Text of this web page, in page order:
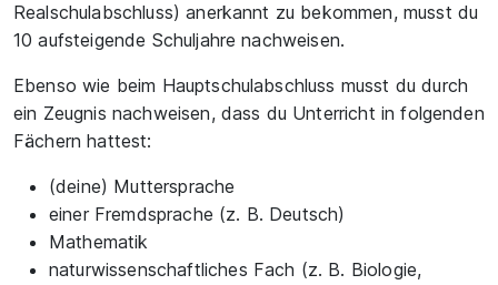
Realschulabschluss) anerkannt zu bekommen, musst du
10 aufsteigende Schuljahre nachweisen.
Ebenso wie beim Hauptschulabschluss musst du durch
ein Zeugnis nachweisen, dass du Unterricht in folgenden
Fächern hattest:
(deine) Muttersprache
einer Fremdsprache (z. B. Deutsch)
Mathematik
naturwissenschaftliches Fach (z. B. Biologie,